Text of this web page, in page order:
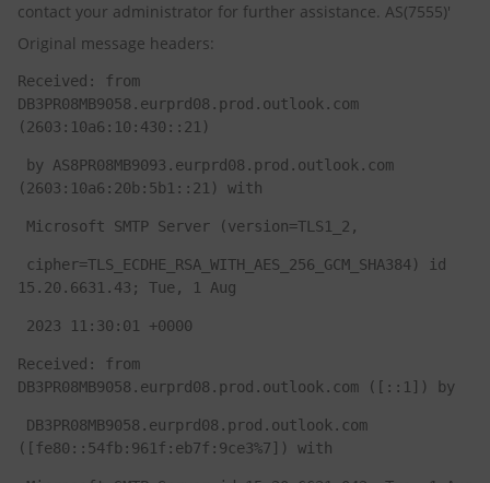
contact your administrator for further assistance. AS(7555)'
Original message headers:
Received: from
DB3PR08MB9058.eurprd08.prod.outlook.com
(2603:10a6:10:430::21)
(2603:10a6:20b:5b1::21) with
Microsoft SMTP Server (version=TLS1_2,
15.20.6631.43; Tue, 1 Aug
2023 11:30:01 +0000
Received: from
DB3PR08MB9058.eurprd08.prod.outlook.com ([::1]) by
([fe80::54fb:961f:eb7f:9ce3%7]) with